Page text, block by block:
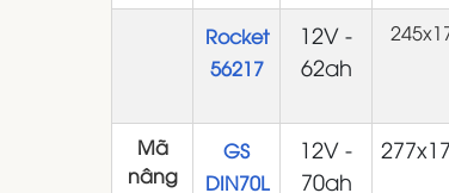
Rocket
56217
12V -
62ah
Mã
nâng
GS
DIN70L
12V -
70ah